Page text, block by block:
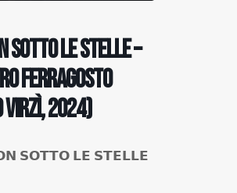
sotto le stelle –
Ferragosto
Virzì, 2024)
𝗦𝗢𝗧𝗧𝗢 𝗟𝗘 𝗦𝗧𝗘𝗟𝗟𝗘